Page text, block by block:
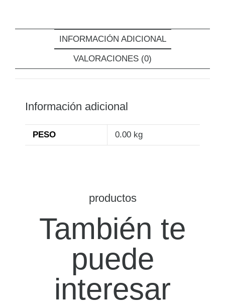
INFORMACIÓN ADICIONAL
VALORACIONES (0)
Información adicional
PESO 0.00 kg
productos
También te
puede
interesar